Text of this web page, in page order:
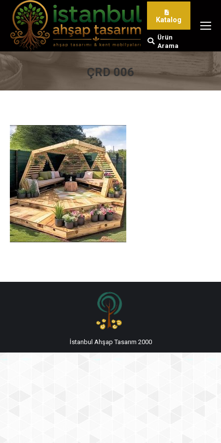
Katalog
Search:
Ürün
Arama
ÇRD 006
İstanbul Ahşap Tasarım 2000